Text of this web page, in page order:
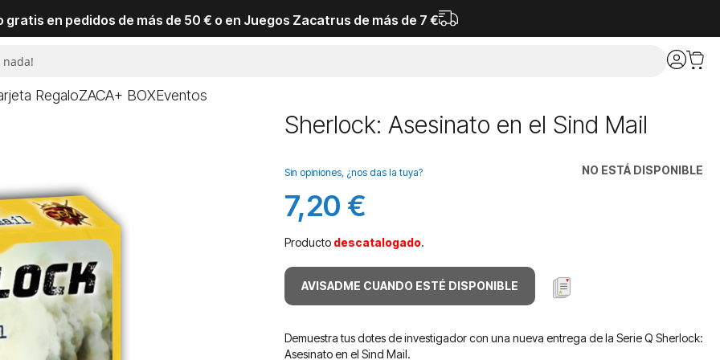
gratis en pedidos de más de 50 € o en Juegos Zacatrus de más de 7 €
RegaloZACA+ BOXEventos
Sherlock: Asesinato en el Sind Mail
NO ESTÁ DISPONIBLE
Sin opiniones, ¿nos das la tuya?
7,20 €
Producto descatalogado.
AVISADME CUANDO ESTÉ DISPONIBLE
Demuestra tus dotes de investigador con una nueva entrega de la Serie Q Sherlock:
Asesinato en el Sind Mail.